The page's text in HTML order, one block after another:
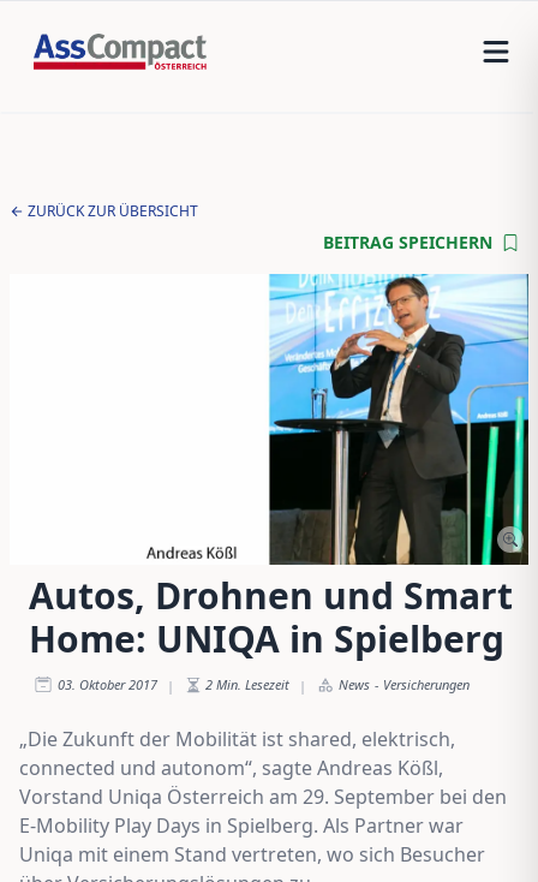
ZURÜCK ZUR ÜBERSICHT
BEITRAG SPEICHERN
Autos, Drohnen und Smart
Home: UNIQA in Spielberg
03. Oktober 2017 | 2 Min. Lesezeit | News - Versicherungen
„Die Zukunft der Mobilität ist shared, elektrisch,
connected und autonom“, sagte Andreas Kößl,
Vorstand Uniqa Österreich am 29. September bei den
E-Mobility Play Days in Spielberg. Als Partner war
Uniqa mit einem Stand vertreten, wo sich Besucher